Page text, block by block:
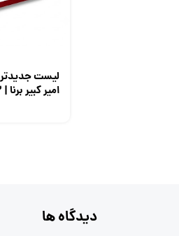
لیست
امیر کبیر برنا | ۱۲ مرداد ۱۴۰۵
دیدگاه ها